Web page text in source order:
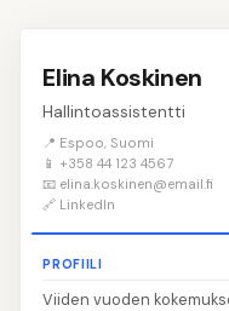
Elina Koskinen
Hallintoassistentti
📍 Espoo, Suomi
📱 +358 44 123 4567
📧 elina.koskinen@email.fi
🔗 LinkedIn
PROFIILI
Viiden vuoden